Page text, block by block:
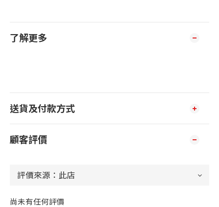
了解更多
送貨及付款方式
顧客評價
尚未有任何評價